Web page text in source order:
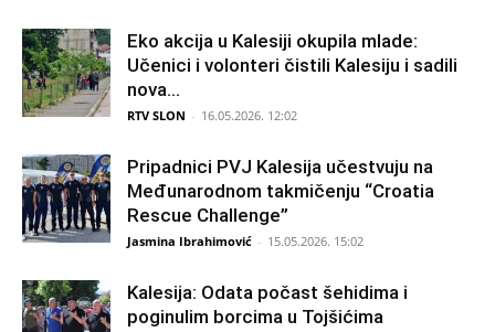
Eko akcija u Kalesiji okupila mlade:
Učenici i volonteri čistili Kalesiju i sadili
nova...
RTV SLON - 16.05.2026. 12:02
Pripadnici PVJ Kalesija učestvuju na
Međunarodnom takmičenju “Croatia
Rescue Challenge”
Jasmina Ibrahimović - 15.05.2026. 15:02
Kalesija: Odata počast šehidima i
poginulim borcima u Tojšićima